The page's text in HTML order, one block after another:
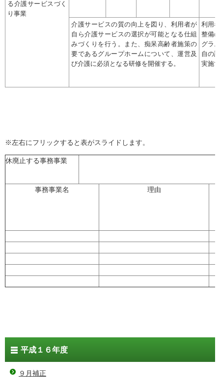
る介護サービスづく
り事業
介護サービスの質の向上を図り、利用者が
自ら介護サービスの選択が可能となる仕組
みづくりを行う。また、痴呆高齢者施策の
要であるグループホームについて、運営及
び介護に必須となる研修を開催する。
利用
整備
グラ
自の
実施
※左右にフリックすると表がスライドします。
休廃止する事務事業
事務事業名 理由
平成１６年度
９月補正